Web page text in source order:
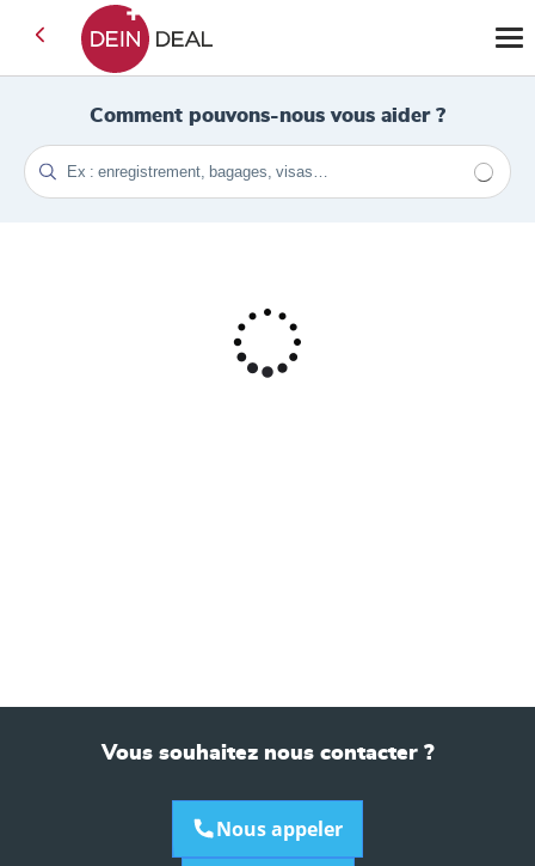
Comment pouvons-nous vous aider ?
Vous souhaitez nous contacter ?
Nous appeler